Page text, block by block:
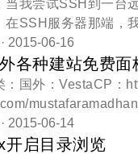
，工作目录是启动
目录的缩写列表。
files 指定要删除
当我尝试SSH到一台
在SSH服务器那端，
问题，我怎样才能修
到一台远程主机时，
closed by X.X.X.X”
上，/var/log/
/etc/ssh/
/etc/ssh/
· 2015-06-16
各种建站免费面
：国外：VestaCP：
http://
dclardy64/
· 2015-06-14
开启目录浏览